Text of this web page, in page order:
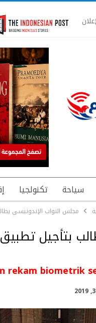
سياحة تكنولجيا
مجلس النواب الإندونيسي
بتأجيل
rekam biometrik